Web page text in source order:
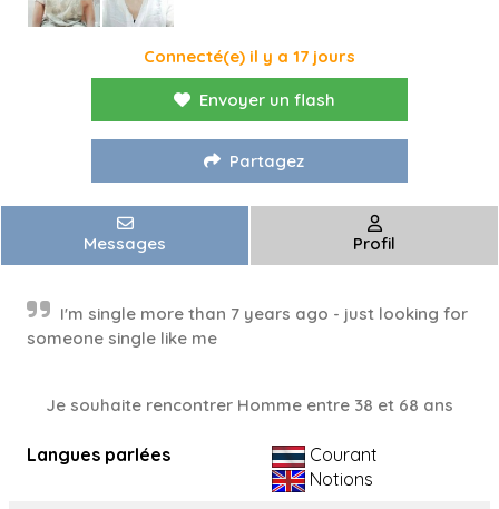
Connecté(e) il y a 17 jours
Envoyer un flash
Partagez
Messages Profil
I'm single more than 7 years ago - just looking for
someone single like me
Je souhaite rencontrer Homme entre 38 et 68 ans
Langues parlées
Courant
Notions